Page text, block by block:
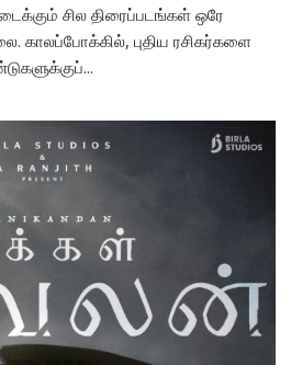
சில திரைப்படங்கள் ஒரே
காலப்போக்கில், புதிய ரசிகர்களை